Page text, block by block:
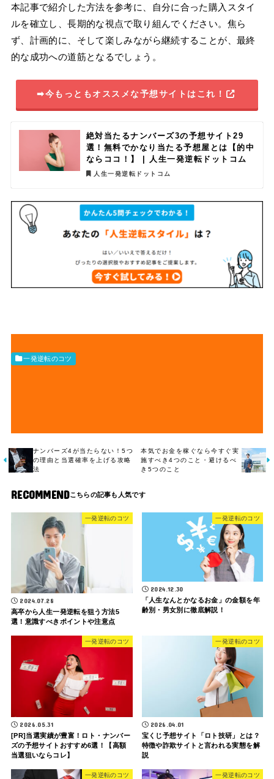
本記事で紹介した方法を参考に、自分に合った購入スタイ
ルを確立し、長期的な視点で取り組んでください。焦ら
ず、計画的に、そして楽しみながら継続することが、最終
的な成功への道筋となるでしょう。
➡今もっともオススメな予想サイトはこれ！
絶対当たるナンバーズ3の予想サイト29
選！無料でかなり当たる予想屋とは【的中
ならココ！】 | 人生一発逆転ドットコム
人生一発逆転ドットコム
一発逆転のコツ
ナンバーズ4が当たらない！5つ
の理由と当選確率を上げる攻略
法
本気でお金を稼ぐなら今すぐ実
施すべき4つのこと・避けるべ
き5つのこと
RECOMMEND
一発逆転のコツ
2024.07.28
高卒から人生一発逆転を狙う方法5
選！意識すべきポイントや注意点
一発逆転のコツ
2024.12.30
「人生なんとかなるお金」の金額を年
齢別・男女別に徹底解説！
一発逆転のコツ
2026.05.31
[PR]当選実績が豊富！ロト・ナンバー
ズの予想サイトおすすめ6選！【高額
当選狙いならコレ】
一発逆転のコツ
2026.04.01
宝くじ予想サイト「ロト技研」とは？
特徴や詐欺サイトと言われる実態を解
説
一発逆転のコツ 一発逆転のコツ